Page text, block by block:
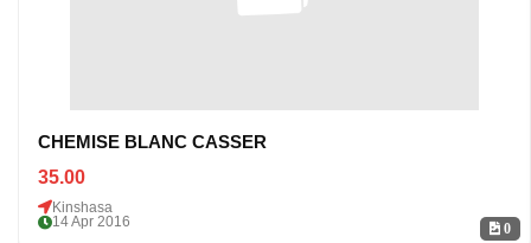
0
CHEMISE BLANC CASSER
35.00
Kinshasa
14 Apr 2016